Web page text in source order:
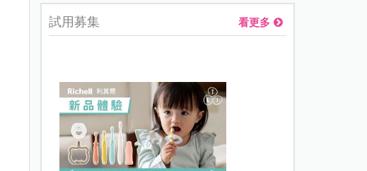
試用募集 看更多